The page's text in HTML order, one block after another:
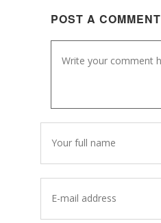
POST A COMMENT